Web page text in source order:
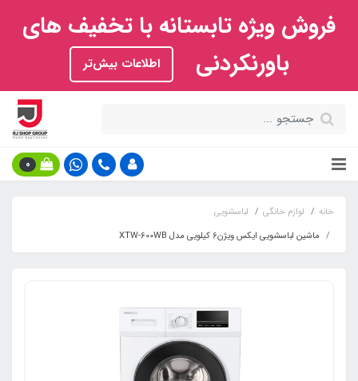
فروش ویژه تابستانه با تخفیف های
باورنکردنی
اطلاعات بیش‌تر
0
خانه لوازم خانگی
لباسشویی
ماشین لباسشویی ایکس ویژن6 کیلویی مدل XTW-600WB